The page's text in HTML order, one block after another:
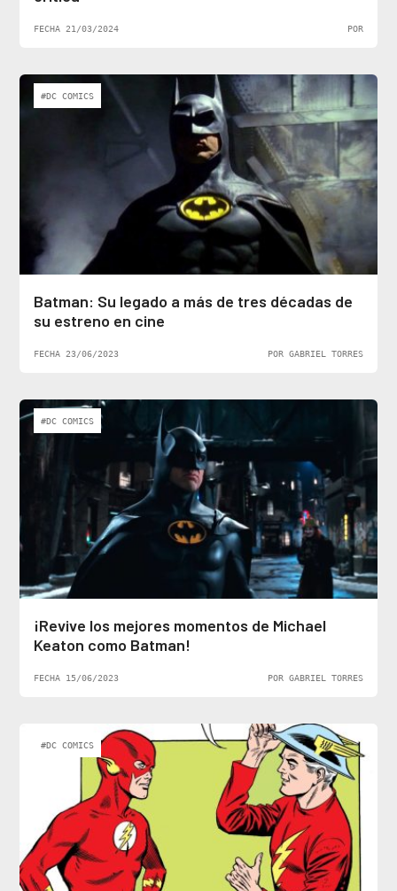
FECHA 21/03/2024 POR
#DC COMICS
Batman: Su legado a más de tres décadas de
su estreno en cine
FECHA 23/06/2023 POR GABRIEL TORRES
#DC COMICS
¡Revive los mejores momentos de Michael
Keaton como Batman!
FECHA 15/06/2023 POR GABRIEL TORRES
#DC COMICS